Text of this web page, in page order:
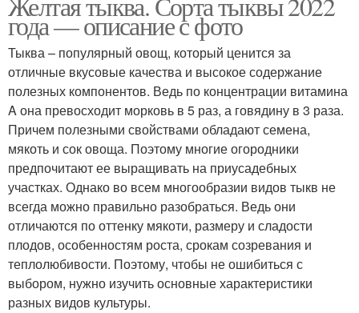
года — описание с фото
Тыква – популярный овощ, который ценится за
отличные вкусовые качества и высокое содержание
полезных компонентов. Ведь по концентрации витамина
A она превосходит морковь в 5 раз, а говядину в 3 раза.
Причем полезными свойствами обладают семена,
мякоть и сок овоща. Поэтому многие огородники
предпочитают ее выращивать на приусадебных
участках. Однако во всем многообразии видов тыкв не
всегда можно правильно разобраться. Ведь они
отличаются по оттенку мякоти, размеру и сладости
плодов, особенностям роста, срокам созревания и
теплолюбивости. Поэтому, чтобы не ошибиться с
выбором, нужно изучить основные характеристики
разных видов культуры.